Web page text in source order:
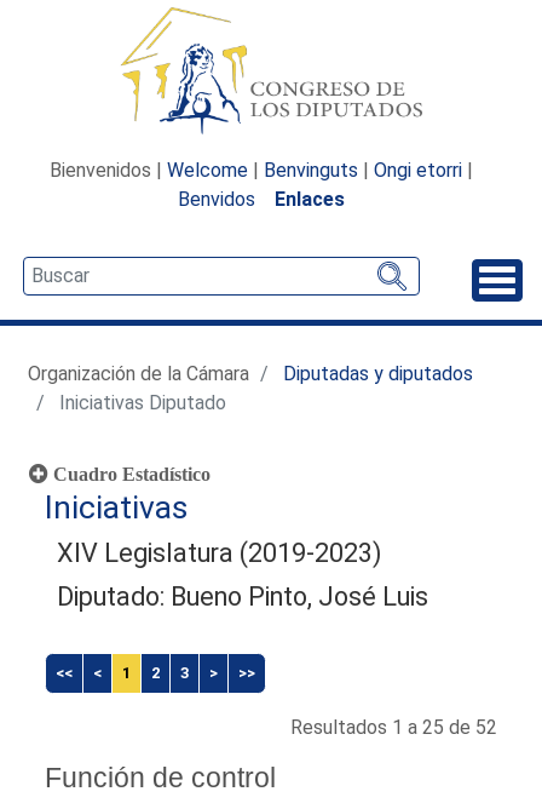
Bienvenidos | Welcome | Benvinguts | Ongi etorri |
Benvidos
Enlaces
Organización de la Cámara
Diputadas y diputados
Iniciativas Diputado
Cuadro Estadístico
Iniciativas
XIV Legislatura (2019-2023)
Diputado: Bueno Pinto, José Luis
<< < 1 2 3 > >>
Resultados 1 a 25 de 52
Función de control